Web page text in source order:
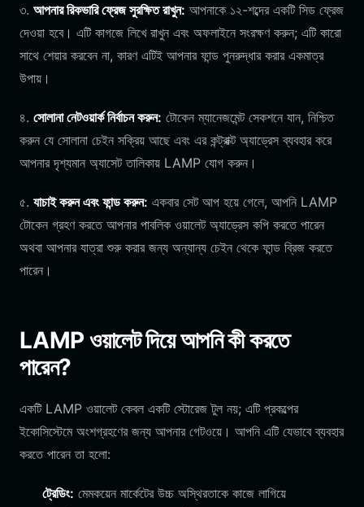
৩. আপনার রিকভারি ফ্রেজ সুরক্ষিত রাখুন: আপনাকে ১২-শব্দের একটি সিড ফ্রেজ
দেওয়া হবে। এটি কাগজে লিখে রাখুন এবং অফলাইনে সংরক্ষণ করুন; এটি কারো
সাথে শেয়ার করবেন না, কারণ এটিই আপনার ফান্ড পুনরুদ্ধার করার একমাত্র
উপায়।
৪. সোলানা নেটওয়ার্ক নির্বাচন করুন: টোকেন ম্যানেজমেন্ট সেকশনে যান, নিশ্চিত
করুন যে সোলানা চেইন সক্রিয় আছে এবং এর কন্ট্রাক্ট অ্যাড্রেস ব্যবহার করে
আপনার দৃশ্যমান অ্যাসেট তালিকায় LAMP যোগ করুন।
৫. যাচাই করুন এবং ফান্ড করুন: একবার সেট আপ হয়ে গেলে, আপনি LAMP
টোকেন গ্রহণ করতে আপনার পাবলিক ওয়ালেট অ্যাড্রেস কপি করতে পারেন
অথবা আপনার যাত্রা শুরু করার জন্য অন্যান্য চেইন থেকে ফান্ড ব্রিজ করতে
পারেন।
LAMP ওয়ালেট দিয়ে আপনি কী করতে
পারেন?
একটি LAMP ওয়ালেট কেবল একটি স্টোরেজ টুল নয়; এটি প্রকল্পের
ইকোসিস্টেমে অংশগ্রহণের জন্য আপনার গেটওয়ে। আপনি এটি যেভাবে ব্যবহার
করতে পারেন তা হলো:
ট্রেডিং: মেমকয়েন মার্কেটের উচ্চ অস্থিরতাকে কাজে লাগিয়ে